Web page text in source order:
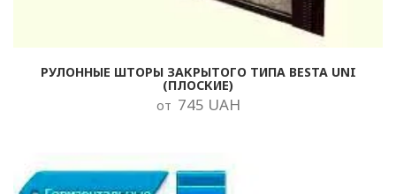
РУЛОННЫЕ ШТОРЫ ЗАКРЫТОГО ТИПА BESTA UNI
(ПЛОСКИЕ)
от 745 UAH